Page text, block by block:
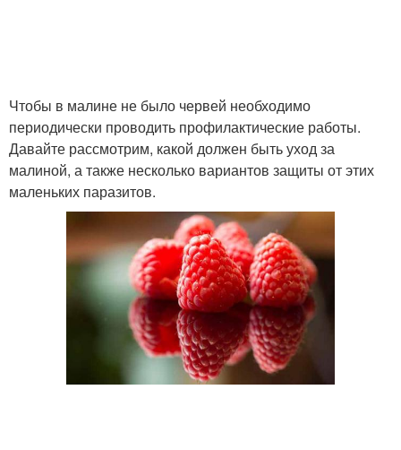
Чтобы в малине не было червей необходимо
периодически проводить профилактические работы.
Давайте рассмотрим, какой должен быть уход за
малиной, а также несколько вариантов защиты от этих
маленьких паразитов.